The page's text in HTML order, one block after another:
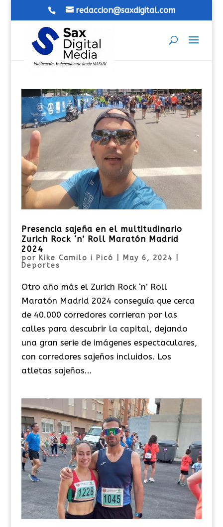
redaccion@saxdigital.com
Presencia sajeña en el multitudinario
Zurich Rock ‘n’ Roll Maratón Madrid
2024
por Kike Camilo i Picó May 6, 2024
Deportes
Otro año más el Zurich Rock ‘n’ Roll
Maratón Madrid 2024 conseguía que cerca
de 40.000 corredores corrieran por las
calles para descubrir la capital, dejando
una gran serie de imágenes espectaculares,
con corredores sajeños incluidos. Los
atletas sajeños...